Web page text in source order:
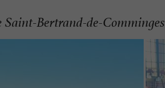
Bertrand-de-Comminges